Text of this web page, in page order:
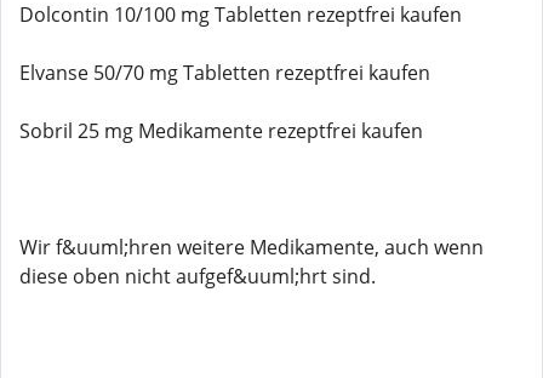
Dolcontin 10/100 mg Tabletten rezeptfrei kaufen
Elvanse 50/70 mg Tabletten rezeptfrei kaufen
Sobril 25 mg Medikamente rezeptfrei kaufen
Wir f&uuml;hren weitere Medikamente, auch wenn
diese oben nicht aufgef&uuml;hrt sind.